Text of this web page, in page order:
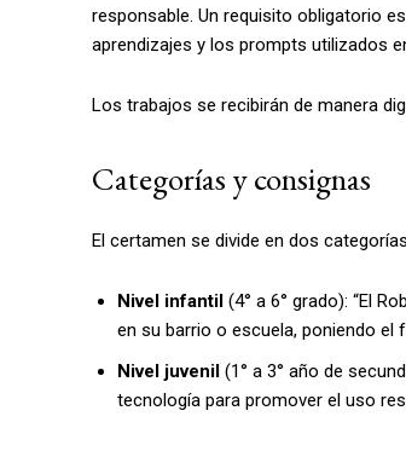
responsable. Un requisito obligatorio
aprendizajes y los prompts utilizados
Los trabajos se recibirán de manera
Categorías y consignas
El certamen se divide en dos
Nivel infantil (4° a 6° grado): “El
en su barrio o escuela, poniendo el
Nivel juvenil (1° a 3° año de
tecnología para promover el uso